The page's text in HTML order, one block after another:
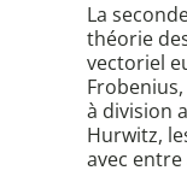
La
théorie
vectoriel
à division
Hurwitz,
avec